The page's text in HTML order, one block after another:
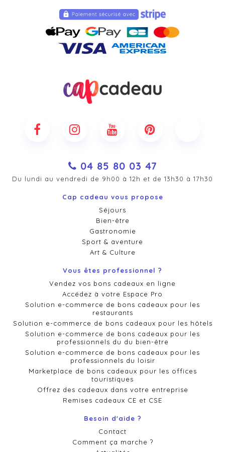
04 85 80 03 47
Du lundi au vendredi de 9h00 à 12h et de 13h30 à 17h30
Cap cadeau vous propose
Séjours
Bien-être
Gastronomie
Sport & aventure
Art & Culture
Vous êtes professionnel ?
Vendez vos bons cadeaux en ligne
Accédez à votre Espace Pro
Solution e-commerce de bons cadeaux pour les
restaurants
Solution e-commerce de bons cadeaux pour les hôtels
Solution e-commerce de bons cadeaux pour les
professionnels du du bien-être
Solution e-commerce de bons cadeaux pour les
professionnels du loisir
Marketplace de bons cadeaux pour les offices
touristiques
Offrez des cadeaux dans votre entreprise
Remises cadeaux CE et CSE
Besoin d'aide ?
Contact
Comment ça marche ?